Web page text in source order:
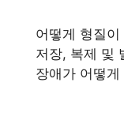
어떻게 형질
저장, 복제 및
장애가 어떻